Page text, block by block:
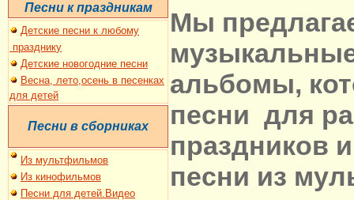
Песни к праздникам
Детские песни к любому
празднику
Детские новогодние песни
Весна, лето,осень в песенках
для детей
Песни в сборниках
Из мультфильмов
Из кинофильмов
Песни для детей.Видео
Мы
альбомы,
песни для
праздников
песни из